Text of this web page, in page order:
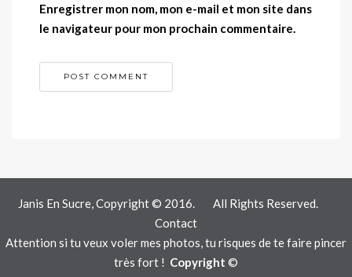
Enregistrer mon nom, mon e-mail et mon site dans
le navigateur pour mon prochain commentaire.
Janis En Sucre, Copyright © 2016.
All Rights Reserved.
Contact
Attention si tu veux voler mes photos, tu risques de te faire pincer
très fort ! Copyright ©